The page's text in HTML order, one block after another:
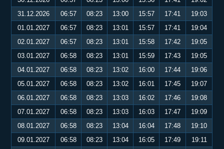
31.12.2026
06:57 08:23 13:00 15:57 17:41
19:03
01.01.2027
06:57 08:23 13:01 15:57 17:41
19:04
02.01.2027
06:57 08:23 13:01 15:58 17:42
19:05
03.01.2027
06:58 08:23 13:01 15:59 17:43
19:05
04.01.2027
06:58 08:23 13:02 16:00 17:44
19:06
05.01.2027
06:58 08:23 13:02 16:01 17:45
19:07
06.01.2027
06:58 08:23 13:03 16:02 17:46
19:08
07.01.2027
06:58 08:23 13:03 16:03 17:47
19:09
08.01.2027
06:58 08:23 13:04 16:04 17:48
19:10
09.01.2027
06:58 08:23 13:04 16:05 17:49
19:11